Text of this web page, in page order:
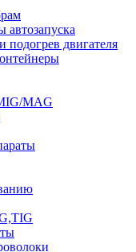
автозапуска
подогрев двигателя
MAG